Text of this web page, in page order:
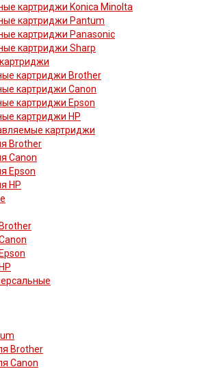
картриджи Konica Minolta
картриджи Pantum
картриджи Panasonic
картриджи Sharp
картриджи Brother
картриджи Canon
картриджи Epson
картриджи HP
картриджи
Brother
Canon
Epson
HP
Brother
Canon